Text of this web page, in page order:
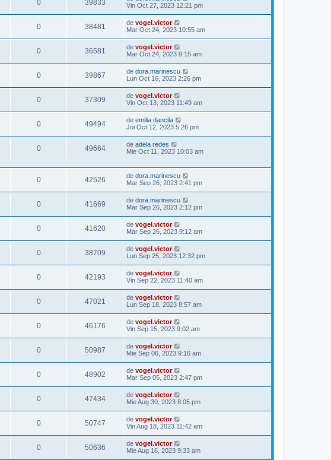
0 39833
Vin Oct 27, 2023 12:21 pm
0 38481 de vogel.victor
Mar Oct 24, 2023 10:55 am
0 36581 de vogel.victor
Mar Oct 24, 2023 9:15 am
0 39867 de dora.marinescu
Lun Oct 16, 2023 2:26 pm
0 37309 de vogel.victor
Vin Oct 13, 2023 11:49 am
0 49494 de emilia dancila
Joi Oct 12, 2023 5:26 pm
0 49664 de adela redes
Mie Oct 11, 2023 10:03 am
0 42526 de dora.marinescu
Mar Sep 26, 2023 2:41 pm
0 41669 de dora.marinescu
Mar Sep 26, 2023 2:12 pm
0 41620 de vogel.victor
Mar Sep 26, 2023 9:12 am
0 38709 de vogel.victor
Lun Sep 25, 2023 12:32 pm
0 42193 de vogel.victor
Vin Sep 22, 2023 11:40 am
0 47021 de vogel.victor
Lun Sep 18, 2023 8:57 am
0 46176 de vogel.victor
Vin Sep 15, 2023 9:02 am
0 50987 de vogel.victor
Mie Sep 06, 2023 9:16 am
0 48902 de vogel.victor
Mar Sep 05, 2023 2:47 pm
0 47434 de vogel.victor
Mie Aug 30, 2023 8:05 pm
0 50747 de vogel.victor
Vin Aug 18, 2023 11:42 am
0 50636 de vogel.victor
Mie Aug 16, 2023 9:33 am